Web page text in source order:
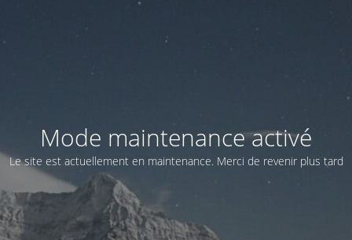
Mode maintenance activé
Le site est actuellement en maintenance. Merci de revenir plus tard